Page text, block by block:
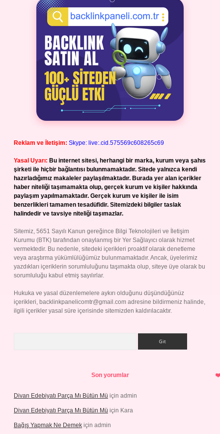
Reklam ve İletişim: Skype: live:.cid.575569c608265c69
Yasal Uyarı: Bu internet sitesi, herhangi bir marka, kurum veya şahıs
şirketi ile hiçbir bağlantısı bulunmamaktadır. Sitede yalnızca kendi
hazırladığımız makaleler paylaşılmaktadır. Burada yer alan içerikler
haber niteliği taşımamakta olup, gerçek kurum ve kişiler hakkında
paylaşım yapılmamaktadır. Gerçek kurum ve kişiler ile isim
benzerlikleri tamamen tesadüfidir. Sitemizdeki bilgiler taslak
halindedir ve tavsiye niteliği taşımazlar.
Sitemiz, 5651 Sayılı Kanun gereğince Bilgi Teknolojileri ve İletişim
Kurumu (BTK) tarafından onaylanmış bir Yer Sağlayıcı olarak hizmet
vermektedir. Bu nedenle, sitedeki içerikleri proaktif olarak denetleme
veya araştırma yükümlülüğümüz bulunmamaktadır. Ancak, üyelerimiz
yazdıkları içeriklerin sorumluluğunu taşımakta olup, siteye üye olarak bu
sorumluluğu kabul etmiş sayılırlar.
Hukuka ve yasal düzenlemelere aykırı olduğunu düşündüğünüz
içerikleri, backlinkpanelicomtr@gmail.com adresine bildirmeniz halinde,
ilgili içerikler yasal süre içerisinde sitemizden kaldırılacaktır.
Son yorumlar
Divan Edebiyatı Parça Mı Bütün Mü için admin
Divan Edebiyatı Parça Mı Bütün Mü için Kara
Bağış Yapmak Ne Demek için admin